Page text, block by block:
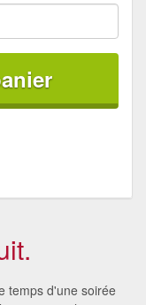
temps d'une soirée